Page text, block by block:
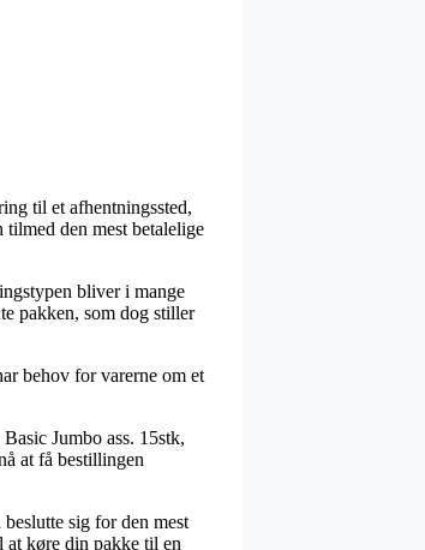
til et afhentningssted,
den mest betalelige
bliver i mange
pakken, som dog stiller
behov for varerne om et
Jumbo ass. 15stk,
at få bestillingen
sig for den mest
at køre din pakke til en